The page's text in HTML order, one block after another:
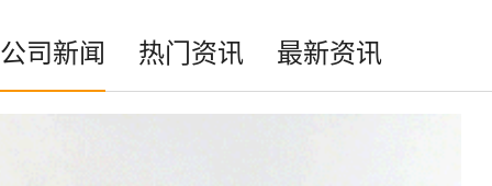
公司新闻 热门资讯 最新资讯